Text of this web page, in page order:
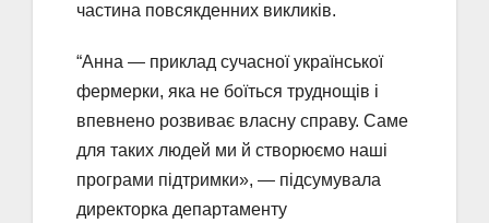
частина повсякденних викликів.
“Анна — приклад сучасної української
фермерки, яка не боїться труднощів і
впевнено розвиває власну справу. Саме
для таких людей ми й створюємо наші
програми підтримки», — підсумувала
директорка департаменту